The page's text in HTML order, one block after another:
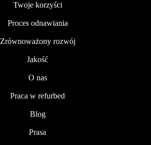
Twoje korzyści
Proces odnawiania
Zrównoważony rozwój
Jakość
O nas
Praca w refurbed
Blog
Prasa